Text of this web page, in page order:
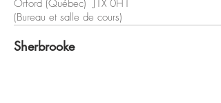
Orford (Québec) J1X 0H1
(Bureau et salle de cours)
Sherbrooke